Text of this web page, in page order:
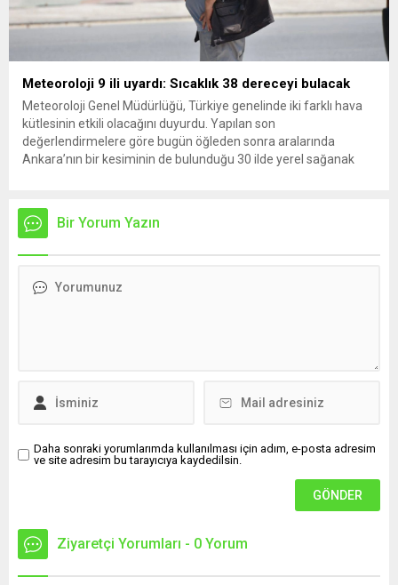
Meteoroloji 9 ili uyardı: Sıcaklık 38 dereceyi bulacak
Meteoroloji Genel Müdürlüğü, Türkiye genelinde iki farklı hava
kütlesinin etkili olacağını duyurdu. Yapılan son
değerlendirmelere göre bugün öğleden sonra aralarında
Ankara’nın bir kesiminin de bulunduğu 30 ilde yerel sağanak
üzerine çıkarak yaz değerlerine ulaşacak. Ayrıca...
Bir Yorum Yazın
Daha sonraki yorumlarımda kullanılması için adım, e-posta adresim
ve site adresim bu tarayıcıya kaydedilsin.
Ziyaretçi Yorumları - 0 Yorum